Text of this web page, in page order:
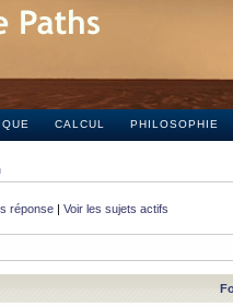
CALCUL PHILOSOPHIE
réponse | Voir les sujets actifs